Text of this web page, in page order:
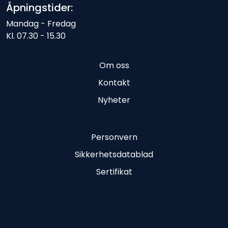
Åpningstider:
Mandag - Fredag
Kl. 07.30 - 15.30
Om oss
Kontakt
Nyheter
Personvern
Sikkerhetsdatablad
Sertifikat